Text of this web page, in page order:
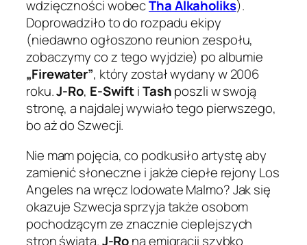
wdzięczności wobecTha Alkaholiks).
Doprowadziło to do rozpadu ekipy
(niedawno ogłoszono reunion zespołu,
zobaczymy co z tego wyjdzie) po albumie
„Firewater”, który został wydany w 2006
roku.J-Ro, E-SwiftiTashposzli w swoją
stronę, a najdalej wywiało tego pierwszego,
bo aż do Szwecji.
Nie mam pojęcia, co podkusiło artystę aby
zamienić słoneczne i jakże ciepłe rejony Los
Angeles na wręcz lodowate Malmo? Jak się
okazuje Szwecja sprzyja także osobom
pochodzącym ze znacznie cieplejszych
stron świata.J-Rona emigracji szybko